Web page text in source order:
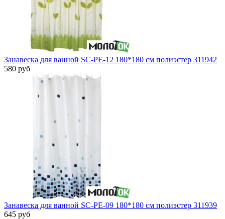
Занавеска для ванной SC-РЕ-12 180*180 см полиэстер 311942
580 руб
Занавеска для ванной SC-РЕ-09 180*180 см полиэстер 311939
645 руб